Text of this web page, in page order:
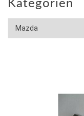
Kategorien